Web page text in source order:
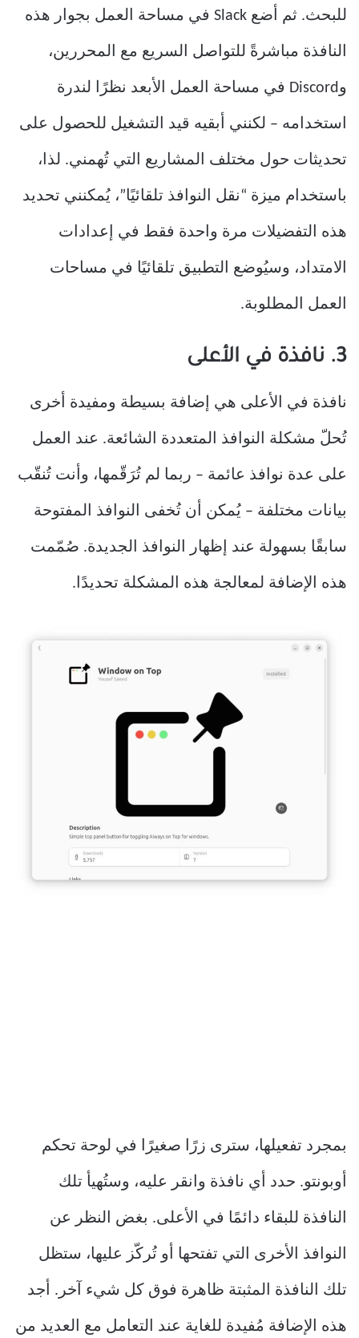
للبحث. ثم أضع Slack في مساحة العمل بجوار هذه
النافذة مباشرةً للتواصل السريع مع المحررين،
وDiscord في مساحة العمل الأبعد نظرًا لندرة
استخدامه – لكنني أبقيه قيد التشغيل للحصول على
تحديثات حول مختلف المشاريع التي تُهمني. لذا،
باستخدام ميزة “نقل النوافذ تلقائيًا”، يُمكنني تحديد
هذه التفضيلات مرة واحدة فقط في إعدادات
الامتداد، وسيُوضع التطبيق تلقائيًا في مساحات
العمل المطلوبة.
3. نافذة في الأعلى
نافذة في الأعلى هي إضافة بسيطة ومفيدة أخرى
تُحلّ مشكلة النوافذ المتعددة الشائعة. عند العمل
على عدة نوافذ عائمة – ربما لم تُرَقّمها، وأنت تُنقّب
بيانات مختلفة – يُمكن أن تُخفى النوافذ المفتوحة
سابقًا بسهولة عند إظهار النوافذ الجديدة. صُمّمت
هذه الإضافة لمعالجة هذه المشكلة تحديدًا.
بمجرد تفعيلها، سترى زرًا صغيرًا في لوحة تحكم
أوبونتو. حدد أي نافذة وانقر عليه، وستُهيأ تلك
النافذة للبقاء دائمًا في الأعلى. بغض النظر عن
النوافذ الأخرى التي تفتحها أو تُركّز عليها، ستظل
تلك النافذة المثبتة ظاهرة فوق كل شيء آخر. أجد
هذه الإضافة مُفيدة للغاية عند التعامل مع العديد من